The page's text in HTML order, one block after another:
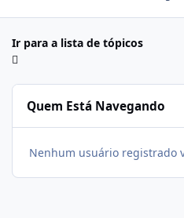
Ir para a lista de tópicos
Quem Está Navegando
Nenhum usuário registrado